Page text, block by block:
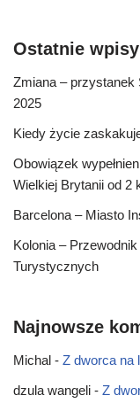
Ostatnie wpisy
Zmiana – przystanek
2025
Kiedy życie
Obowiązek
Wielkiej Brytanii od 2
Barcelona – Miasto
Kolonia –
Turystycznych
Najnowsze
Michal - Z dworca na
dzula wangeli - Z